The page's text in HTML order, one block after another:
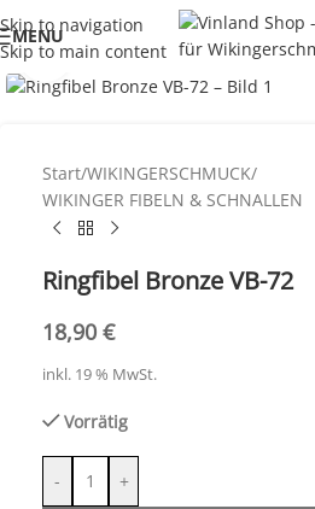
Skip to navigation
Skip to main content
MENU
Click to enlarge
Start/WIKINGERSCHMUCK/
WIKINGER FIBELN & SCHNALLEN
Ringfibel Bronze VB-72
18,90 €
inkl. 19 % MwSt.
Vorrätig
- +